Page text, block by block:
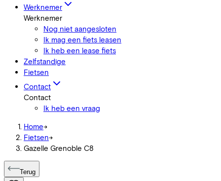
Werknemer
Werknemer
Nog niet aangesloten
Ik mag een fiets leasen
Ik heb een lease fiets
Zelfstandige
Fietsen
Contact
Contact
Ik heb een vraag
Home->
Fietsen->
Gazelle Grenoble C8
Terug